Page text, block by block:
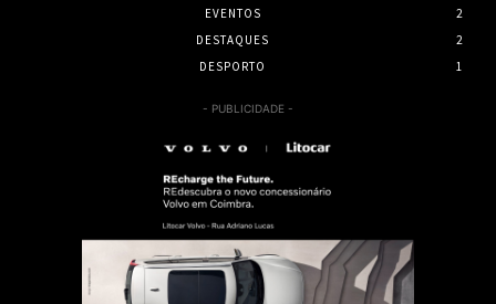
EVENTOS
2
DESTAQUES
2
DESPORTO
1
- PUBLICIDADE -